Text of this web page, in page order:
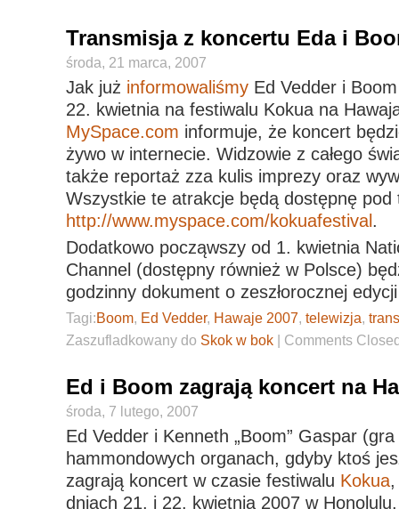
Transmisja z koncertu Eda i
środa, 21 marca, 2007
Jak już informowaliśmyEd Vedder i
22. kwietnia na festiwalu Kokua na
MySpace.com informuje, że koncert
żywo w internecie. Widzowie z całego
także reportaż zza kulis imprezy oraz
Wszystkie te atrakcje będą dostępnę pod
http://www.myspace.com/kokuafestival.
Dodatkowo począwszy od 1. kwietnia
Channel (dostępny również w Polsce)
godzinny dokument o zeszłorocznej
Tagi:Boom, Ed Vedder, Hawaje 2007, telewizja,
Zaszufladkowany do Skok w bok| Comments
Ed i Boom zagrają koncert na
środa, 7 lutego, 2007
Ed Vedder i Kenneth „Boom” Gaspar
hammondowych organach, gdyby ktoś
zagrają koncert w czasie festiwalu Kokua
dniach 21. i 22. kwietnia 2007 w